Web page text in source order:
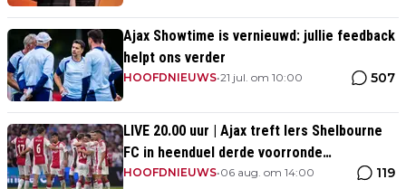
Ajax Showtime is vernieuwd: jullie feedback
helpt ons verder
HOOFDNIEUWS•21 jul. om 10:00 507
LIVE 20.00 uur | Ajax treft Iers Shelbourne
FC in heenduel derde voorronde
Conference League
HOOFDNIEUWS•06 aug. om 14:00 119